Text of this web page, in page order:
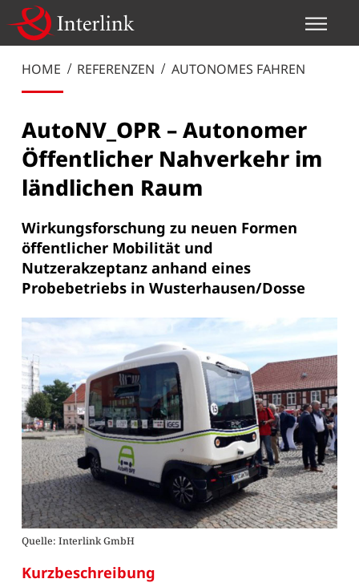
HOME REFERENZEN AUTONOMES FAHREN
AutoNV_OPR – Autonomer
Öffentlicher Nahverkehr im
ländlichen Raum
Wirkungsforschung zu neuen Formen
öffentlicher Mobilität und
Nutzerakzeptanz anhand eines
Probebetriebs in Wusterhausen/Dosse
Quelle: Interlink GmbH
Kurzbeschreibung